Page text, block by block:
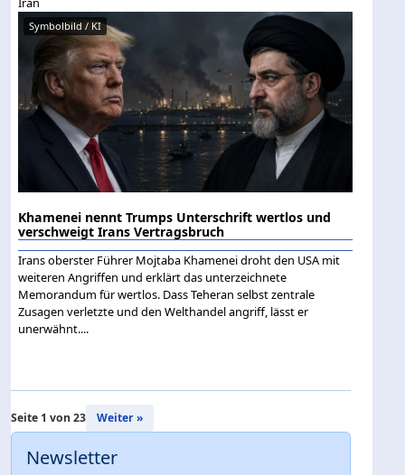
Symbolbild / KI
Khamenei nennt Trumps Unterschrift wertlos und
verschweigt Irans Vertragsbruch
Irans oberster Führer Mojtaba Khamenei droht den USA mit
weiteren Angriffen und erklärt das unterzeichnete
Memorandum für wertlos. Dass Teheran selbst zentrale
Zusagen verletzte und den Welthandel angriff, lässt er
unerwähnt....
Seite 1 von 23 Weiter »
Newsletter